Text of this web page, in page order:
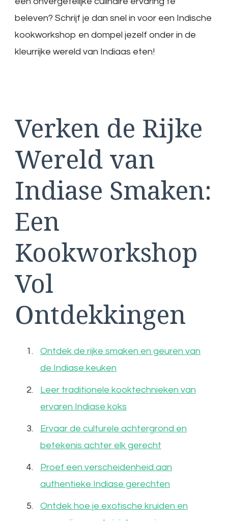
beleven? Schrijf je dan snel in voor een Indische
kookworkshop en dompel jezelf onder in de
kleurrijke wereld van Indiaas eten!
Verken de Rijke
Wereld van
Indiase Smaken:
Een
Kookworkshop
Vol
Ontdekkingen
Ontdek de rijke smaken en geuren van
de Indiase keuken
Leer traditionele kooktechnieken van
ervaren Indiase koks
Ervaar de culturele achtergrond en
betekenis achter elk gerecht
Proef een verscheidenheid aan
authentieke Indiase gerechten
Ontdek hoe je exotische kruiden en